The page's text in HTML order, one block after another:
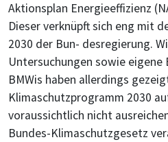
Aktionsplan Energieeffizienz
Dieser verknüpft sich eng mit
2030 der Bun- desregierung.
Untersuchungen sowie eigene
BMWis haben allerdings
Klimaschutzprogramm 2030
voraussichtlich nicht
Bundes-Klimaschutzgesetz